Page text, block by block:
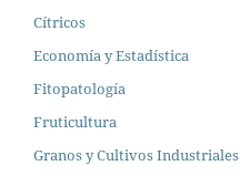
Cítricos
Economía y Estadística
Fitopatología
Fruticultura
Granos y Cultivos Industriales